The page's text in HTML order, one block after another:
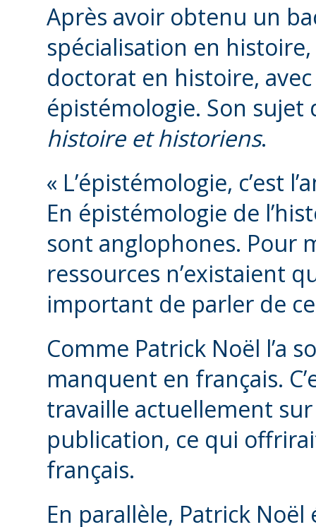
Après avoir obtenu un
spécialisation en
doctorat en histoire,
épistémologie. Son sujet
histoire et historiens.
« L’épistémologie, c’est
En épistémologie de
sont anglophones. Pour
ressources n’existaient
important de parler de
Comme Patrick Noël l’a
manquent en français.
travaille actuellement sur
publication, ce qui
français.
En parallèle, Patrick